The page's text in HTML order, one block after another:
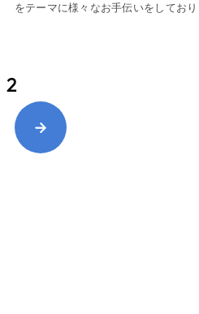
キーポリシー
サイトマップ
をテーマに様々なお手伝いをしてお
2